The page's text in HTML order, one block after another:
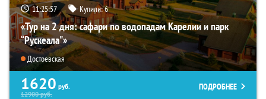
11:25:55 Купили:6
«Тур на 2 дня: сафари по водопадам Карелии и парк
“Рускеала"»
Достоевская
1620 руб.
12900руб.
ПОДРОБНЕЕ